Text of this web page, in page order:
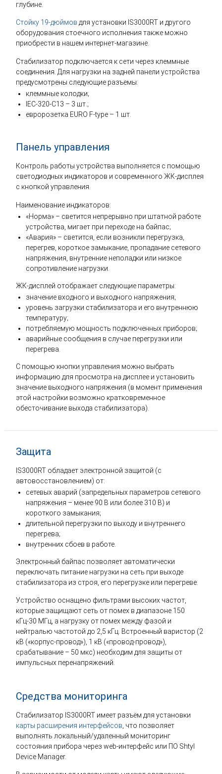
глубине.
Стойку 19-дюймов для установки IS3000RT и другого
оборудования стоечного исполнения также можно
приобрести в нашем интернет-магазине.
Стабилизатор подключается к сети через клеммные
соединения. Для нагрузки на задней панели устройства
предусмотрены следующие разъемы:
клеммные колодки;
IEC-320-C13 – 3 шт.;
евророзетка EURO F-type – 1 шт.
Панель управления
Контроль работы устройства выполняется с помощью
светодиодных индикаторов и современного ЖК-дисплея
с кнопкой управления.
Наименование индикаторов:
«Норма» – светится непрерывно при штатной работе
устройства, мигает при переходе на байпас;
«Авария» – светится, если возникли перегрузка,
перегрев, короткое замыкание, пропадание сетевого
напряжения, внутренние неполадки или низкое
сопротивление нагрузки.
ЖК-дисплей отображает следующие параметры:
значение входного и выходного напряжения;
уровень загрузки стабилизатора и его внутреннюю
температуру;
потребляемую мощность подключенных приборов;
аварийные сообщения в случае перегрузки или
перегрева.
С помощью кнопки управления можно выбрать
информацию для просмотра на дисплее и установить
значение выходного напряжения (в момент применения
этой настройки возможно кратковременное
обесточивание выхода стабилизатора).
Защита
IS3000RT обладает электронной защитой (с
автовосстановлением) от:
сетевых аварий (запредельных параметров сетевого
напряжения – менее 90 В или более 310 В) и
короткого замыкания;
длительной перегрузки по выходу и внутреннего
перегрева;
внутренних сбоев в работе.
Электронный байпас позволяет автоматически
переключать питание нагрузки на сеть при выходе
стабилизатора из строя, его перегрузке или перегреве.
Устройство оснащено фильтрами высоких частот,
которые защищают сеть от помех в диапазоне 150
кГц-30 МГц, а нагрузку от помех между фазой и
нейтралью частотой до 2,5 кГц. Встроенный варистор (2
кВ («корпус-провод»), 1 кВ («провод-провод»),
срабатывание – 50 мкс) необходим для защиты от
импульсных перенапряжений.
Средства мониторинга
Стабилизатор IS3000RT имеет разъём для установки
карты расширения интерфейсов , что позволяет
выполнять локальный/удаленный мониторинг
состояния прибора через web-интерфейс или ПО Shtyl
Device Manager.